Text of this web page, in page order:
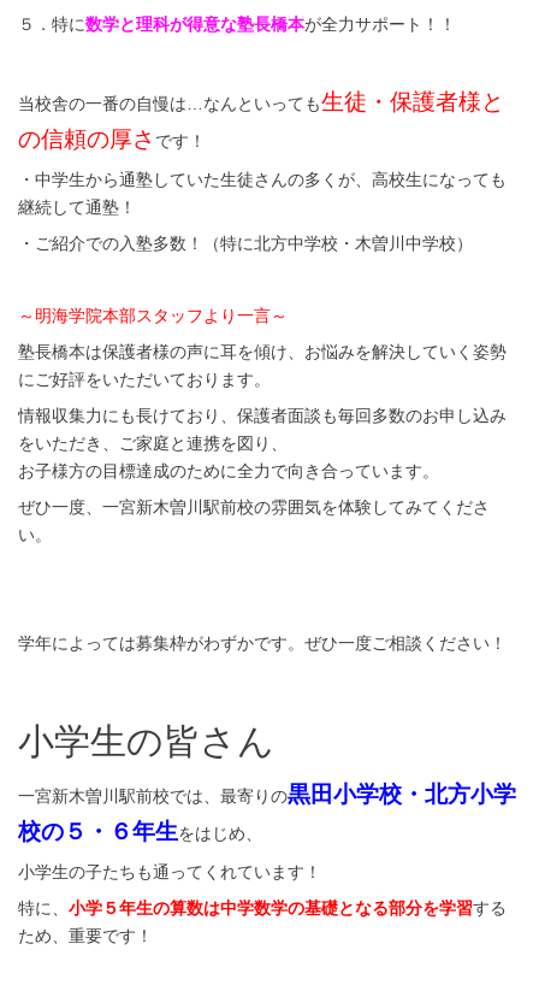
５．特に数学と理科が得意な塾長橋本が全力サポート！！
当校舎の一番の自慢は…なんといっても生徒・保護者様と
の信頼の厚さ です！
・中学生から通塾していた生徒さんの多くが、高校生になっても
継続して通塾！
・ご紹介での入塾多数！（特に北方中学校・木曽川中学校）
～明海学院本部スタッフより一言～
塾長橋本は保護者様の声に耳を傾け、お悩みを解決していく姿勢
にご好評をいただいております。
情報収集力にも長けており、保護者面談も毎回多数のお申し込み
をいただき、ご家庭と連携を図り、
お子様方の目標達成のために全力で向き合っています。
ぜひ一度、一宮新木曽川駅前校の雰囲気を体験してみてくださ
い。
学年によっては募集枠がわずかです。ぜひ一度ご相談ください！
小学生の皆さん
一宮新木曽川駅前校では、最寄りの黒田小学校・北方小学
校の５・６年生をはじめ、
小学生の子たちも通ってくれています！
特に、 小学５年生の算数は中学数学の基礎となる部分を学習する
ため、重要です！